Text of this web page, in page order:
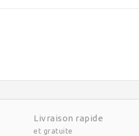
Livraison rapide
et gratuite